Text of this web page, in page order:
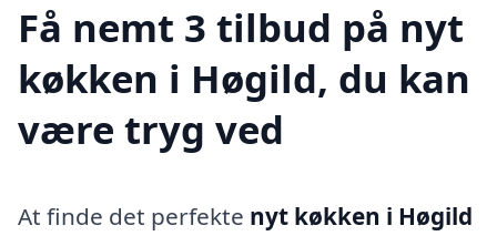
Få nemt 3 tilbud på nyt
køkken i Høgild, du kan
være tryg ved
At finde det perfekte nyt køkken i Høgild